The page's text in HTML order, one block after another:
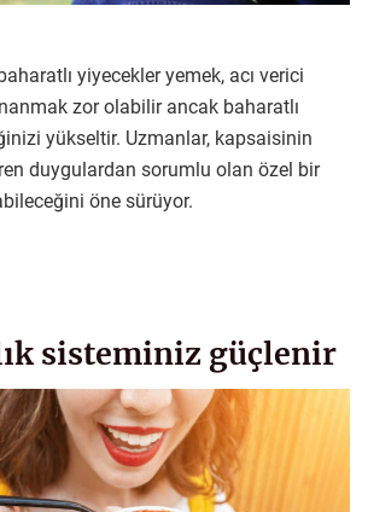
yiyecekler yemek, acı verici
zor olabilir ancak baharatlı
yükseltir. Uzmanlar, kapsaisinin
duygulardan sorumlu olan özel bir
öne sürüyor.
sisteminiz güçlenir